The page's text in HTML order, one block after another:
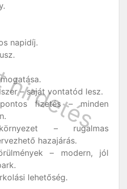
napidíj.
– saját vontatód lesz.
pontos fizetés – minden
– rugalmas
hazajárás.
– modern, jól
lehetőség.